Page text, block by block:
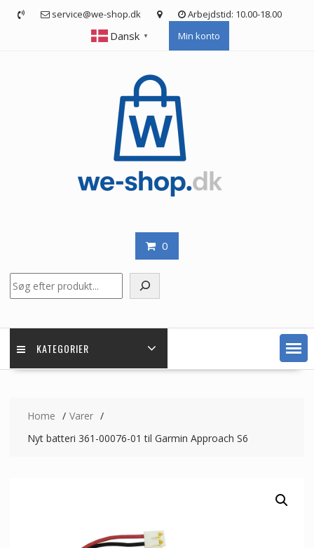
service@we-shop.dk Arbejdstid: 10.00-18.00
Dansk ▼ Min konto
0
KATEGORIER
Home
Varer
Nyt batteri 361-00076-01 til Garmin Approach S6